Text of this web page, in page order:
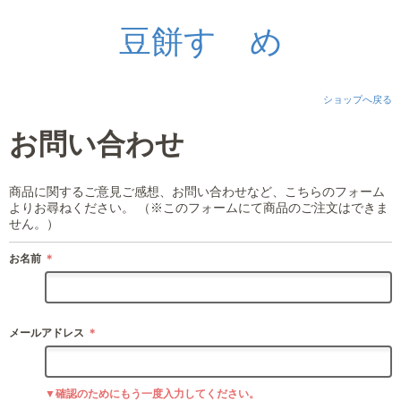
豆餅すゞめ
ショップへ戻る
お問い合わせ
商品に関するご意見ご感想、お問い合わせなど、こちらのフォーム
よりお尋ねください。 （※このフォームにて商品のご注文はできま
せん。）
お名前 ＊
メールアドレス ＊
▼確認のためにもう一度入力してください。